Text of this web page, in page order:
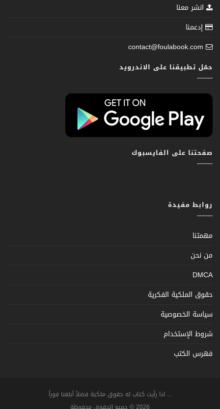
انشر معنا
إدعمنا
contact@foulabook.com
حمّل تطبيقنا على الاندرويد
صفحتنا على الفايسبوك
روابط مفيدة
مهمتنا
من نحن
DMCA
حقوق الملكية الفكرية
سياسة الخصوصية
شروط الإستخدام
فهرس الكتب
... اذا رأيت كتاب له حقوق ملكية فضلاً أبلغنا فوراً